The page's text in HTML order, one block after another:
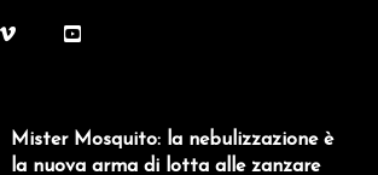
Mister Mosquito: la nebulizzazione è
la nuova arma di lotta alle zanzare